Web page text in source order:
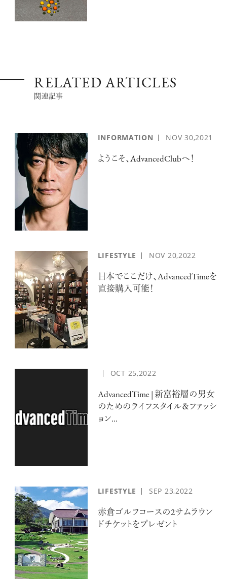
RELATED ARTICLES
関連記事
INFORMATION NOV 30,2021
ようこそ、AdvancedClubへ！
LIFESTYLE NOV 20,2022
日本でここだけ、AdvancedTimeを
直接購入可能！
OCT 25,2022
AdvancedTime | 新富裕層の男女
のためのライフスタイル＆ファッシ
ョン...
LIFESTYLE SEP 23,2022
赤倉ゴルフコースの2サムラウン
ドチケットをプレゼント